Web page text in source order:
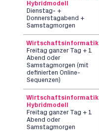
Hybridmodell
Dienstag- +
Donnerstagabend +
Samstagmorgen
Wirtschaftsinformatik
Freitag ganzer Tag + 1
Abend oder
Samstagmorgen (mit
definierten Online-
Sequenzen)
Wirtschaftsinformatik
Hybridmodell
Freitag ganzer Tag + 1
Abend oder
Samstagmorgen